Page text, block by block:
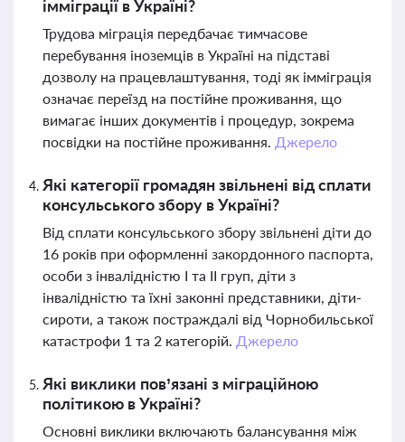
імміграції в Україні?
Трудова міграція передбачає тимчасове
перебування іноземців в Україні на підставі
дозволу на працевлаштування, тоді як імміграція
означає переїзд на постійне проживання, що
вимагає інших документів і процедур, зокрема
посвідки на постійне проживання. Джерело
Які категорії громадян звільнені від сплати
консульського збору в Україні?
Від сплати консульського збору звільнені діти до
16 років при оформленні закордонного паспорта,
особи з інвалідністю I та II груп, діти з
інвалідністю та їхні законні представники, діти-
сироти, а також постраждалі від Чорнобильської
катастрофи 1 та 2 категорій. Джерело
Які виклики пов’язані з міграційною
політикою в Україні?
Основні виклики включають балансування між